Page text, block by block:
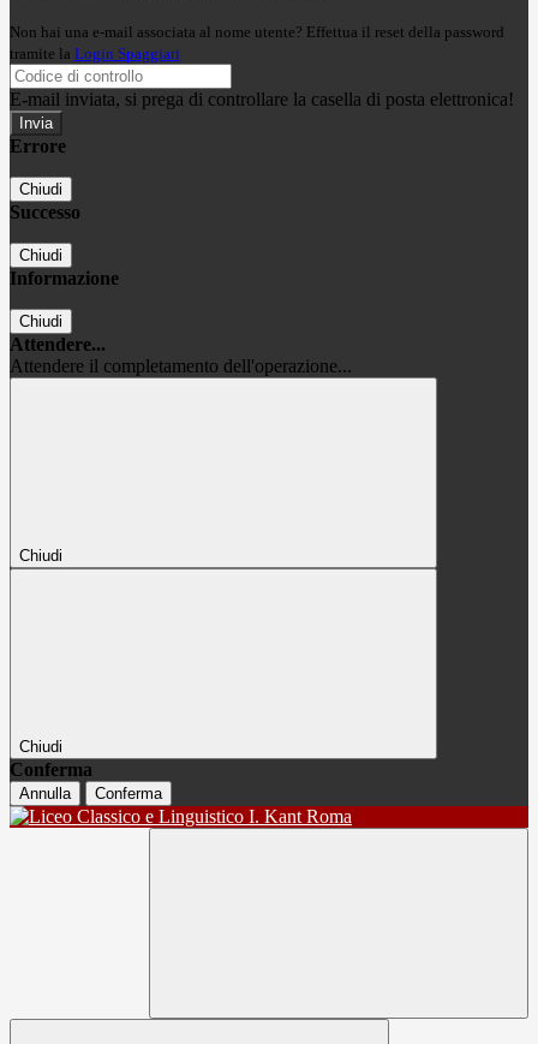
Non hai una e-mail associata al nome utente? Effettua il reset della password
tramite la Login Spaggiari
E-mail inviata, si prega di controllare la casella di posta elettronica!
Errore
Chiudi
Successo
Chiudi
Informazione
Chiudi
Attendere...
Attendere il completamento dell'operazione...
Chiudi
Chiudi
Conferma
Annulla Conferma